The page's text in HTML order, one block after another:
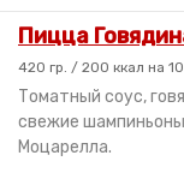
Пицца
420 гр. / 200 ккал на
Томатный соус,
свежие
Моцарелла.